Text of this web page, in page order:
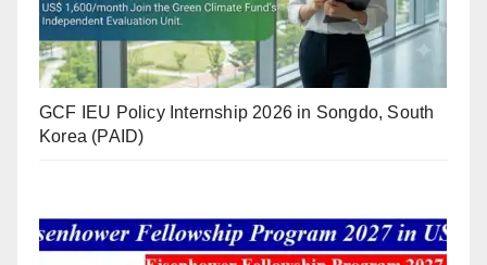
GCF IEU Policy Internship 2026 in Songdo, South
Korea (PAID)